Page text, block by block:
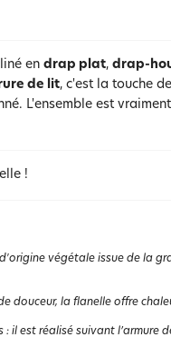
en drap plat, drap-
de lit, c'est la touche
L'ensemble est
!
végétale issue de la
douceur, la flanelle offre
il est réalisé suivant l’armure